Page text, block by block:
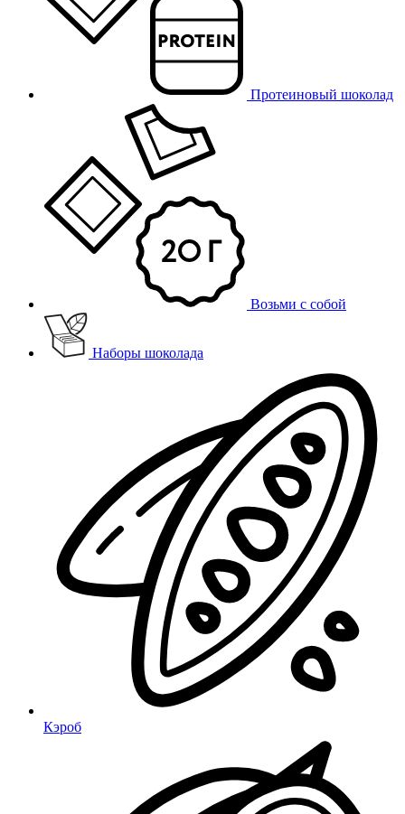
Протеиновый шоколад
Возьми с собой
Наборы шоколада
Кэроб